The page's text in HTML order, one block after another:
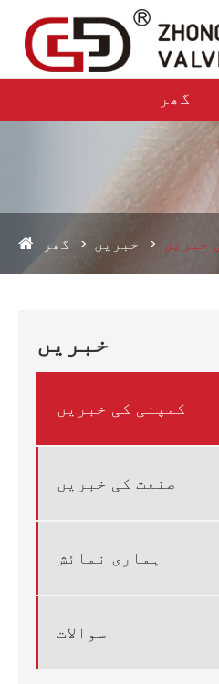
گھر
گھر خبریں خبریں
خبریں
کمپنی کی خبریں
صنعت کی خبریں
ہماری نمائش
سوالات